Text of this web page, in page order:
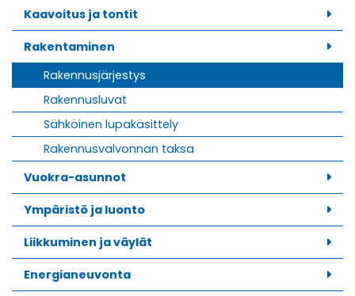
Kaavoitus ja tontit
Rakentaminen
Rakennusjärjestys
Rakennusluvat
Sähköinen lupakäsittely
Rakennusvalvonnan taksa
Vuokra-asunnot
Ympäristö ja luonto
Liikkuminen ja väylät
Energianeuvonta